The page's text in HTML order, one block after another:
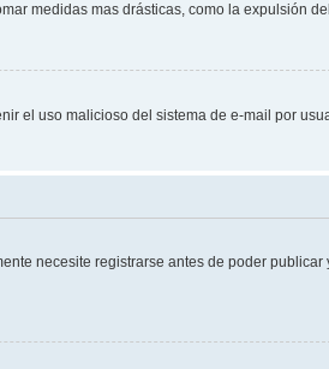
medidas mas drásticas, como la expulsión
el uso malicioso del sistema de e-mail por
necesite registrarse antes de poder publicar